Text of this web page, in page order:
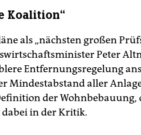
Koalition“
als „nächsten großen
Peter
Entfernungsregelung
Mindestabstand aller
der Wohnbebauung,
in der Kritik.